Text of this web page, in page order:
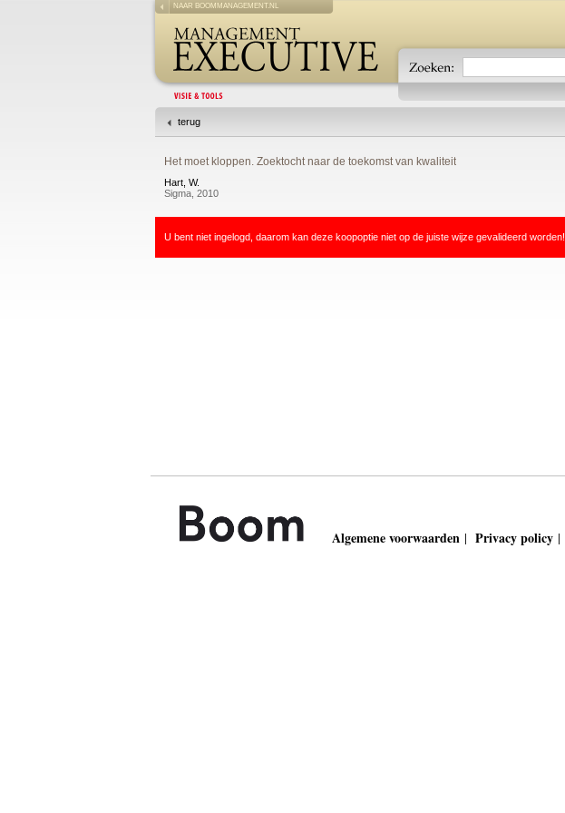
NAAR BOOMMANAGEMENT.NL
terug
Het moet kloppen. Zoektocht naar de toekomst van kwaliteit
Hart, W.
Sigma, 2010
U bent niet ingelogd, daarom kan deze koopoptie niet op de juiste wijze gevalideerd worden!
Algemene voorwaarden | Privacy policy |